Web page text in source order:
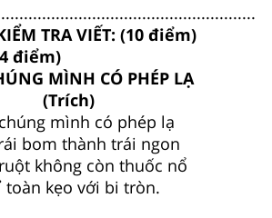
TRA VIẾT: (10 điểm)
điểm)
MÌNH CÓ PHÉP LẠ
(Trích)
mình có phép lạ
bom thành trái ngon
không còn thuốc nổ
toàn kẹo với bi tròn.